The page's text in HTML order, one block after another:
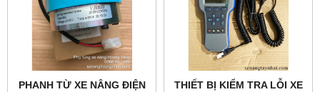
PHANH TỪ XE NÂNG ĐIỆN
THIẾT BỊ KIỂM TRA LỖI XE